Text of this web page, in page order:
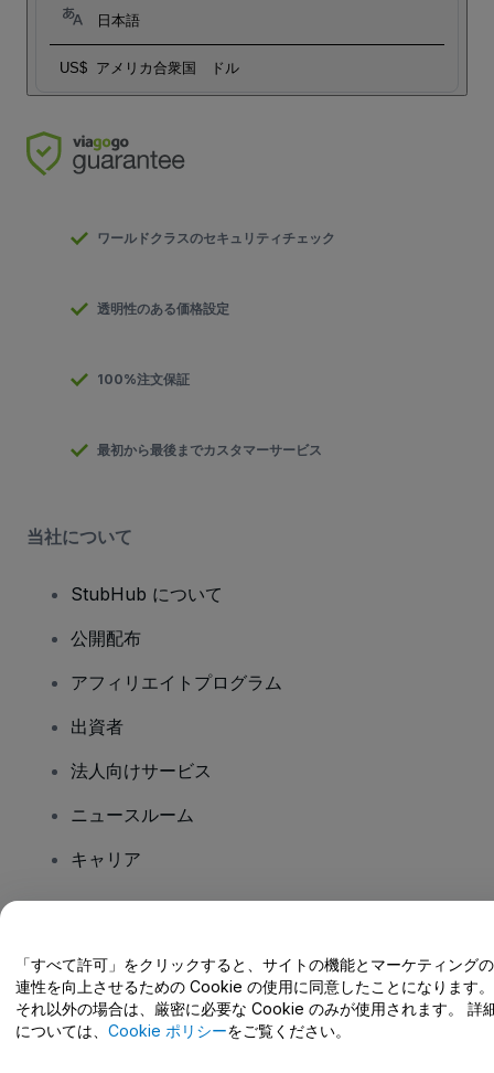
日本語
US$ アメリカ合衆国 ドル
ワールドクラスのセキュリティチェック
透明性のある価格設定
100%注文保証
最初から最後までカスタマーサービス
当社について
StubHub について
公開配布
アフィリエイトプログラム
出資者
法人向けサービス
ニュースルーム
キャリア
ヘルプセンター / こちらまでご連絡下さい
「すべて許可」をクリックすると、サイトの機能とマーケティング
連性を向上させるための Cookie の使用に同意したことになります。
それ以外の場合は、厳密に必要な Cookie のみが使用されます。 詳
については、 Cookie ポリシーをご覧ください。